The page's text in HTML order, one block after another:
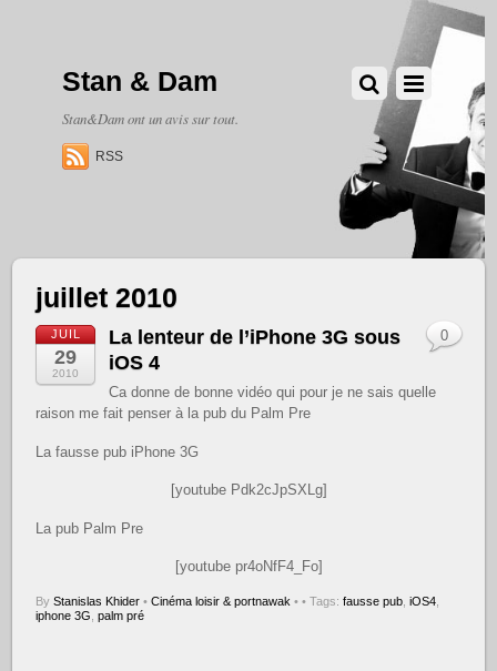
Stan & Dam
Stan&Dam ont un avis sur tout.
RSS
juillet 2010
JUIL
29
2010
La lenteur de l’iPhone 3G sous
iOS 4
Ca donne de bonne vidéo qui pour je ne sais quelle
raison me fait penser à la pub du Palm Pre
La fausse pub iPhone 3G
[youtube Pdk2cJpSXLg]
La pub Palm Pre
[youtube pr4oNfF4_Fo]
ByStanislas Khider • Cinéma loisir & portnawak •
0
• Tags:fausse pub ,iOS4
iphone 3G ,palm pré